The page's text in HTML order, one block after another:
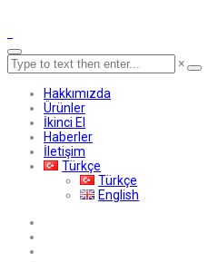
×
Hakkımızda
Ürünler
İkinci El
Haberler
İletişim
Türkçe
Türkçe
English